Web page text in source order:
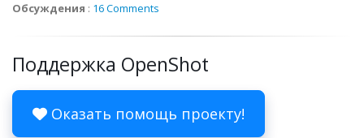
Обсуждения : 16 Comments
Поддержка OpenShot
Оказать помощь проекту!